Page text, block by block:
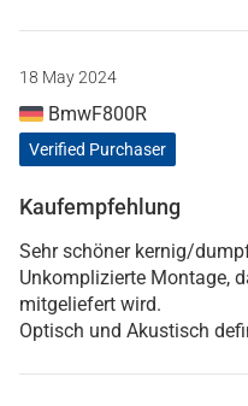
18 May 2024
BmwF800R
Verified Purchaser
Kaufempfehlung
Sehr schöner kernig/
Unkomplizierte Montage,
mitgeliefert wird.
Optisch und Akustisch